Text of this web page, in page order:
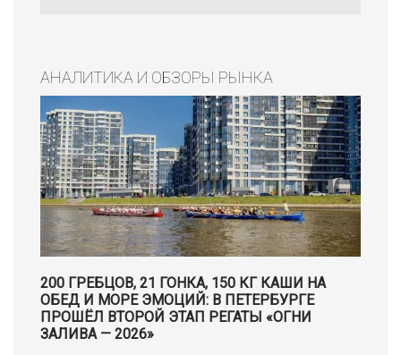
АНАЛИТИКА И ОБЗОРЫ РЫНКА
200 ГРЕБЦОВ, 21 ГОНКА, 150 КГ КАШИ НА
ОБЕД И МОРЕ ЭМОЦИЙ: В ПЕТЕРБУРГЕ
ПРОШЁЛ ВТОРОЙ ЭТАП РЕГАТЫ «ОГНИ
ЗАЛИВА — 2026»